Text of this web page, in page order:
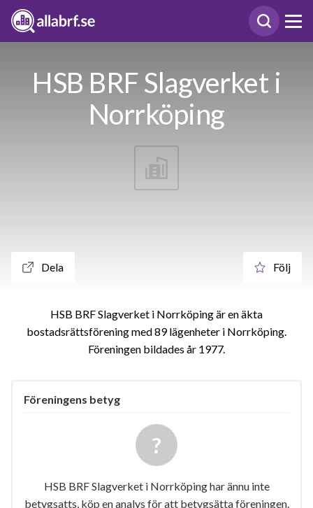
HSB BRF Slagverket i
Norrköping
Dela Följ
HSB BRF Slagverket i Norrköping är en äkta
bostadsrättsförening med 89 lägenheter i Norrköping.
Föreningen bildades år 1977
Föreningens betyg
HSB BRF Slagverket i Norrköping har ännu inte
betygsatts, köp en analys för att betygsätta föreningen.